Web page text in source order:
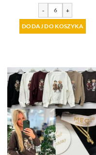
- +
DODAJ DO KOSZYKA